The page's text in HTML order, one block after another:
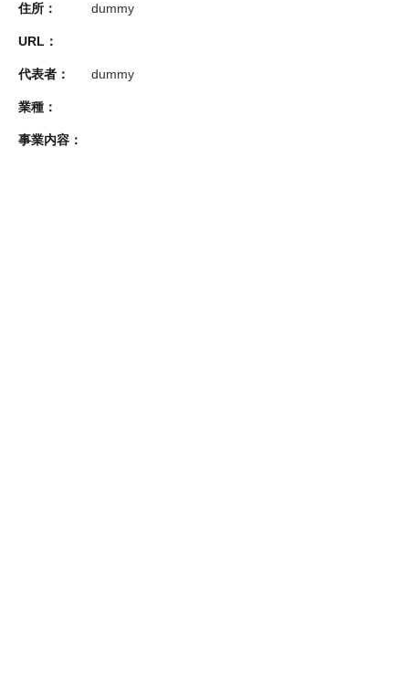
住所： dummy
URL：
代表者： dummy
業種：
事業内容：